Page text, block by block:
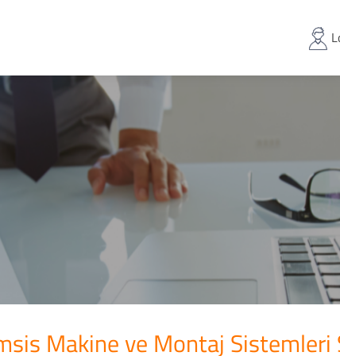
Makine ve Montaj Sistemleri